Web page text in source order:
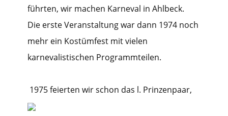
führten, wir machen Karneval in Ahlbeck.
Die erste Veranstaltung war dann 1974 noch
mehr ein Kostümfest mit vielen
karnevalistischen Programmteilen.
1975 feierten wir schon das l. Prinzenpaar,